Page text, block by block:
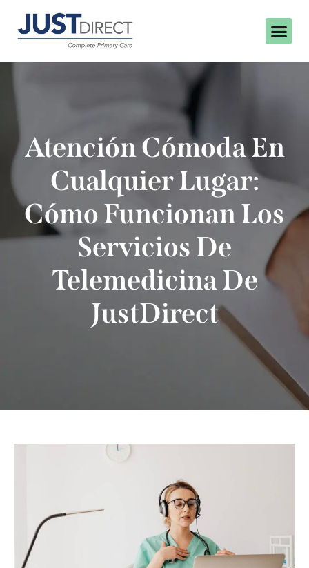
Atención Cómoda En
Cualquier Lugar:
Cómo Funcionan Los
Servicios De
Telemedicina De
JustDirect